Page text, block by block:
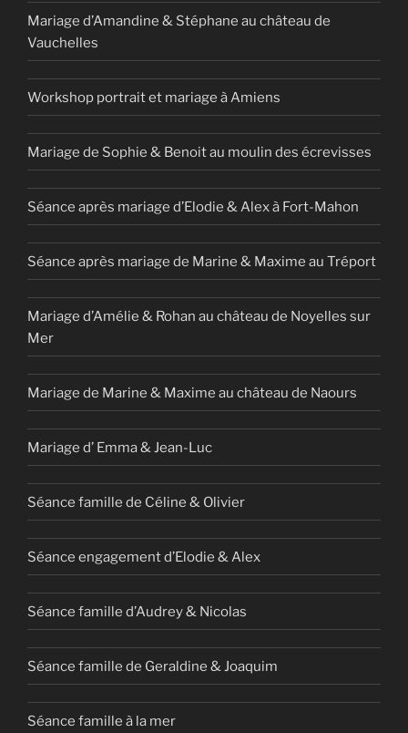
Mariage d’Amandine & Stéphane au château de
Vauchelles
Workshop portrait et mariage à Amiens
Mariage de Sophie & Benoit au moulin des écrevisses
Séance après mariage d’Elodie & Alex à Fort-Mahon
Séance après mariage de Marine & Maxime au Tréport
Mariage d’Amélie & Rohan au château de Noyelles sur
Mer
Mariage de Marine & Maxime au château de Naours
Mariage d’ Emma & Jean-Luc
Séance famille de Céline & Olivier
Séance engagement d’Elodie & Alex
Séance famille d’Audrey & Nicolas
Séance famille de Geraldine & Joaquim
Séance famille à la mer